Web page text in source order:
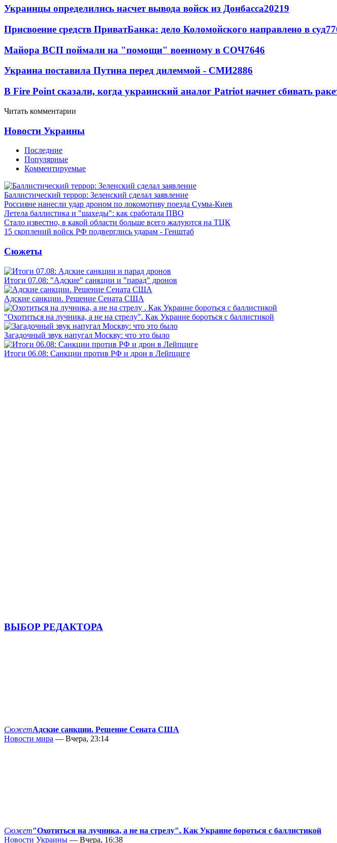
Украинцы определились насчет вывода войск из Донбасса20219
Присвоение средств ПриватБанка: дело Коломойского направлено в суд
Майора ВСП поймали на "помощи" военному в СОЧ7646
Украина поставила Путина перед дилеммой - СМИ2886
В Fire Point сказали, когда украинский аналог Patriot начнет сбивать
Читать комментарии
Новости Украины
Последние
Популярные
Комментируемые
Баллистический террор: Зеленский сделал заявление
Россияне нанесли удар дроном по локомотиву поезда Сумы-Киев
Летела баллистика и "шахеды": как сработала ПВО
Стало известно, в какой области больше всего жалуются на ТЦК
15 скоплений войск РФ подверглись ударам - Генштаб
Сюжеты
Итоги 07.08: "Адские" санкции и "парад" дронов
Адские санкции. Решение Сената США
"Охотиться на лучника, а не на стрелу". Как Украине бороться с баллистикой
Загадочный звук напугал Москву: что это было
Итоги 06.08: Санкции против РФ и дрон в Лейпциге
ВЫБОР РЕДАКТОРА
СюжетАдские санкции. Решение Сената США
Новости мира — Вчера, 23:14
Сюжет"Охотиться на лучника, а не на стрелу". Как Украине бороться с баллистикой
Новости Украины — Вчера, 16:38